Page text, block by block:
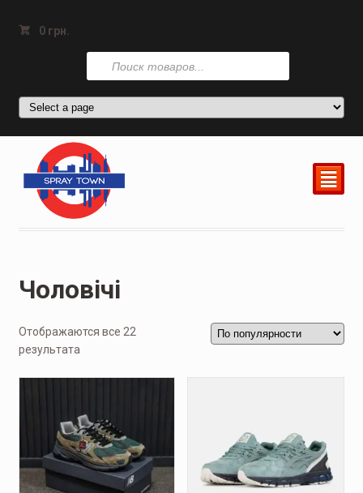
0 грн.
Поиск
товаров
²
Чоловічі
Отображаются все 22
результата